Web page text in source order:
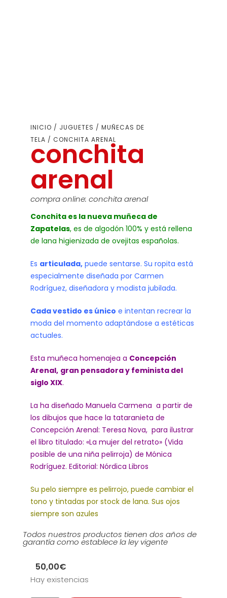
INICIO / JUGUETES / MUÑECAS DE
TELA / CONCHITA ARENAL
conchita
arenal
compra online: conchita arenal
Conchita es la nueva muñeca de
Zapatelas, es de algodón 100% y está rellena
de lana higienizada de ovejitas españolas.
Es articulada, puede sentarse. Su ropita está
especialmente diseñada por Carmen
Rodríguez, diseñadora y modista jubilada.
Cada vestido es único e intentan recrear la
moda del momento adaptándose a estéticas
actuales.
Esta muñeca homenajea a Concepción
Arenal, gran pensadora y feminista del
siglo XIX.
La ha diseñado Manuela Carmena a partir de
los dibujos que hace la tataranieta de
Concepción Arenal: Teresa Nova, para ilustrar
el libro titulado: «La mujer del retrato» (Vida
posible de una niña pelirroja) de Mónica
Rodríguez. Editorial: Nórdica Libros
Su pelo siempre es pelirrojo, puede cambiar el
tono y tintadas por stock de lana. Sus ojos
siempre son azules
Todos nuestros productos tienen dos años de
garantía como establece la ley vigente
50,00€
Hay existencias